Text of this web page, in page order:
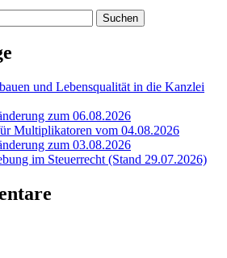
und Lebensqualität in die Kanzlei
zum 06.08.2026
Multiplikatoren vom 04.08.2026
zum 03.08.2026
im Steuerrecht (Stand 29.07.2026)